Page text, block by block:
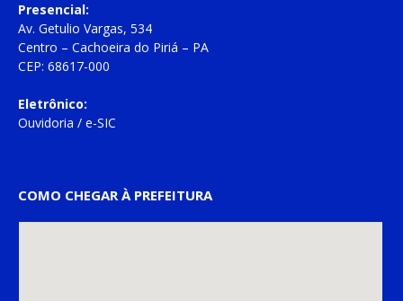
Presencial:
Av. Getulio Vargas, 534
Centro – Cachoeira do Piriá – PA
CEP: 68617-000
Eletrônico:
Ouvidoria / e-SIC
COMO CHEGAR À PREFEITURA